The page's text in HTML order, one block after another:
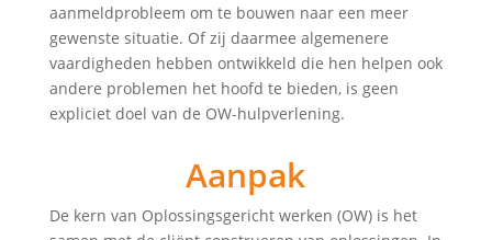
aanmeldprobleem om te bouwen naar een meer
gewenste situatie. Of zij daarmee algemenere
vaardigheden hebben ontwikkeld die hen helpen ook
andere problemen het hoofd te bieden, is geen
expliciet doel van de OW-hulpverlening.
Aanpak
De kern van Oplossingsgericht werken (OW) is het